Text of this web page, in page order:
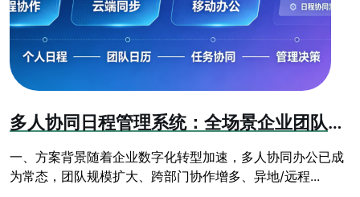
多人协同日程管理系统：全场景企业团队办公日程管控方案
一、方案背景随着企业数字化转型加速，多人协同办公已成
为常态，团队规模扩大、跨部门协作增多、异地/远程...